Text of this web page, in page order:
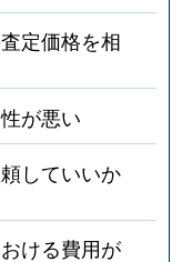
定価格を相
が悪い
していいか
ける費用が